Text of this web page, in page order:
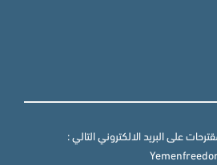
على البريد الالكتروني التالي :